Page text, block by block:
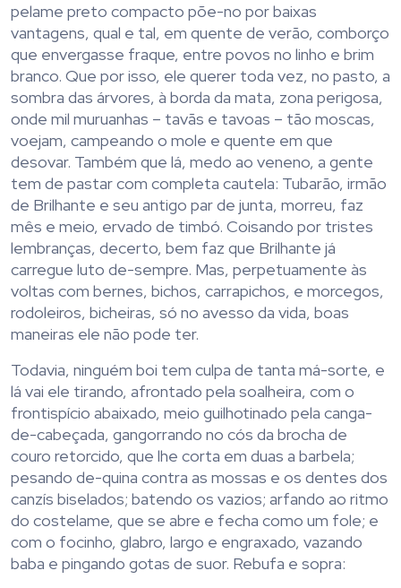
pelame preto compacto põe-no por baixas
vantagens, qual e tal, em quente de verão, comborço
que envergasse fraque, entre povos no linho e brim
branco. Que por isso, ele querer toda vez, no pasto, a
sombra das árvores, à borda da mata, zona perigosa,
onde mil muruanhas – tavãs e tavoas – tão moscas,
voejam, campeando o mole e quente em que
desovar. Também que lá, medo ao veneno, a gente
tem de pastar com completa cautela: Tubarão, irmão
de Brilhante e seu antigo par de junta, morreu, faz
mês e meio, ervado de timbó. Coisando por tristes
lembranças, decerto, bem faz que Brilhante já
carregue luto de-sempre. Mas, perpetuamente às
voltas com bernes, bichos, carrapichos, e morcegos,
rodoleiros, bicheiras, só no avesso da vida, boas
maneiras ele não pode ter.
Todavia, ninguém boi tem culpa de tanta má-sorte, e
lá vai ele tirando, afrontado pela soalheira, com o
frontispício abaixado, meio guilhotinado pela canga-
de-cabeçada, gangorrando no cós da brocha de
couro retorcido, que lhe corta em duas a barbela;
pesando de-quina contra as mossas e os dentes dos
canzís biselados; batendo os vazios; arfando ao ritmo
do costelame, que se abre e fecha como um fole; e
com o focinho, glabro, largo e engraxado, vazando
baba e pingando gotas de suor. Rebufa e sopra: